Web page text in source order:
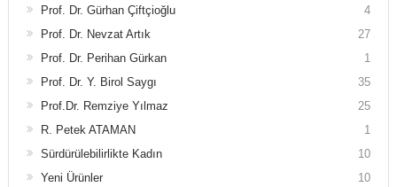
Prof. Dr. Gürhan Çiftçioğlu
4
Prof. Dr. Nevzat Artık
27
Prof. Dr. Perihan Gürkan
1
Prof. Dr. Y. Birol Saygı
35
Prof.Dr. Remziye Yılmaz
25
R. Petek ATAMAN
1
Sürdürülebilirlikte Kadın
10
Yeni Ürünler
10